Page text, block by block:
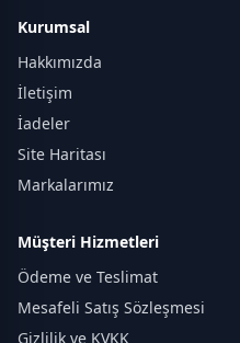
Kurumsal
Hakkımızda
İletişim
İadeler
Site Haritası
Markalarımız
Müşteri Hizmetleri
Ödeme ve Teslimat
Mesafeli Satış Sözleşmesi
Gizlilik ve KVKK